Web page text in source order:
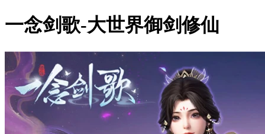
一念剑歌-大世界御剑修仙